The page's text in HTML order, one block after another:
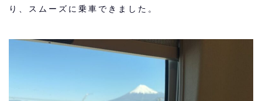
り、スムーズに乗車できました。